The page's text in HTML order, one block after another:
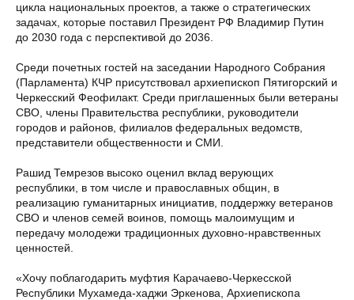
цикла национальных проектов, а также о стратегических
задачах, которые поставил Президент РФ Владимир Путин
до 2030 года с перспективой до 2036.
Среди почетных гостей на заседании Народного Собрания
(Парламента) КЧР присутствовал архиепископ Пятигорский и
Черкесский Феофилакт. Среди приглашенных были ветераны
СВО, члены Правительства республики, руководители
городов и районов, филиалов федеральных ведомств,
представители общественности и СМИ.
Рашид Темрезов высоко оценил вклад верующих
республики, в том числе и православных общин, в
реализацию гуманитарных инициатив, поддержку ветеранов
СВО и членов семей воинов, помощь малоимущим и
передачу молодежи традиционных духовно-нравственных
ценностей.
«Хочу поблагодарить муфтия Карачаево-Черкесской
Республики Мухамеда-хаджи Эркенова, Архиепископа